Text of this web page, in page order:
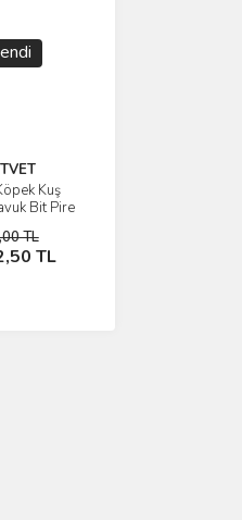
Kuş
Bit Pire
TL
TL
Yok